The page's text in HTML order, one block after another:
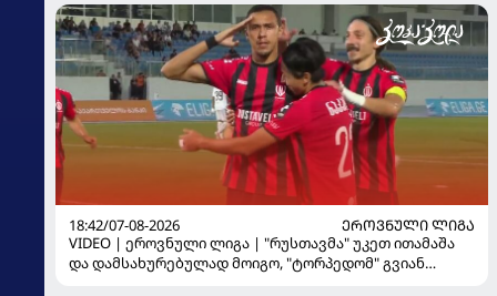
18:42/07-08-2026
ᲔᲠᲝᲕᲜᲣᲚᲘ ᲚᲘᲒᲐ
VIDEO | ეროვნული ლიგა | "რუსთავმა" უკეთ ითამაშა
და დამსახურებულად მოიგო, "ტორპედომ" გვიან